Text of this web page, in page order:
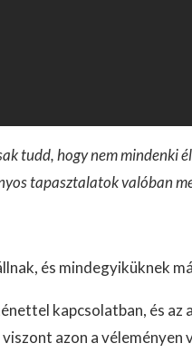
tudd, hogy nem mindenki
tapasztalatok valóban
és mindegyiküknek
kapcsolatban, és az
azon a